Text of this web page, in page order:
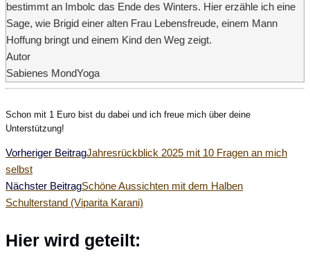
bestimmt an Imbolc das Ende des Winters. Hier erzähle ich eine
Sage, wie Brigid einer alten Frau Lebensfreude, einem Mann
Hoffung bringt und einem Kind den Weg zeigt.
Autor
Sabienes MondYoga
Schon mit 1 Euro bist du dabei und ich freue mich über deine
Unterstützung!
Weitere
Artikel
ansehen
Vorheriger BeitragJahresrückblick 2025 mit 10 Fragen an mich
selbst
Nächster BeitragSchöne Aussichten mit dem Halben
Schulterstand (Viparita Karani)
Hier wird geteilt: